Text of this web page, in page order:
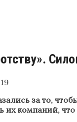
за то,
их компаний,